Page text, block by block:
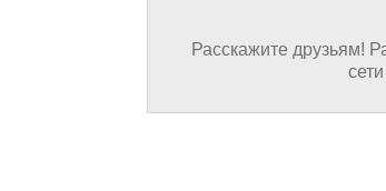
Расскажите друзьям!